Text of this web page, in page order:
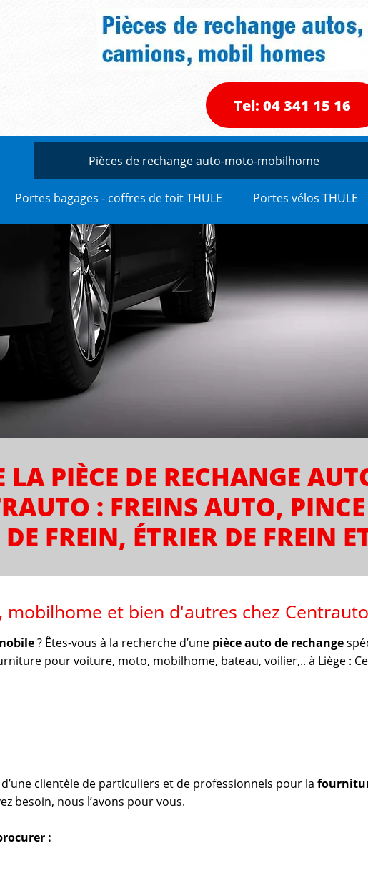
Tel: 04 341 15 16
Pièces de rechange auto-moto-mobilhome
Portes bagages - coffres de toit THULE Portes vélos THULE
LA PIÈCE DE RECHANGE
: FREINS AUTO,
FREIN, ÉTRIER DE FREIN
mobilhome et bien d'autres chez
? Êtes-vous à la recherche d’une pièce auto de rechange
pour voiture, moto, mobilhome, bateau, voilier,.. à Liège :
clientèle de particuliers et de professionnels pour la
besoin, nous l’avons pour vous.
: